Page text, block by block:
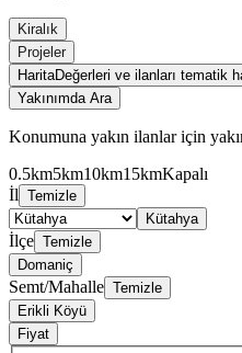
Kiralık
Projeler
HaritaDeğerleri ve ilanları tematik
Yakınımda Ara
Konumuna yakın ilanlar için
0.5km5km10km15kmKapalı
İl Temizle
Kütahya
İlçe Temizle
Domaniç
Semt/Mahalle Temizle
Erikli Köyü
Fiyat